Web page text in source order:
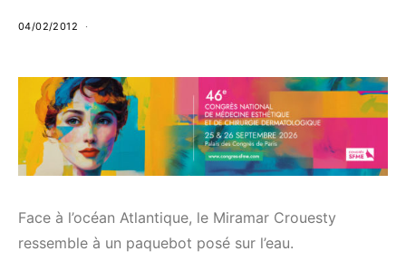
04/02/2012
Face à l’océan Atlantique, le Miramar Crouesty
ressemble à un paquebot posé sur l’eau.